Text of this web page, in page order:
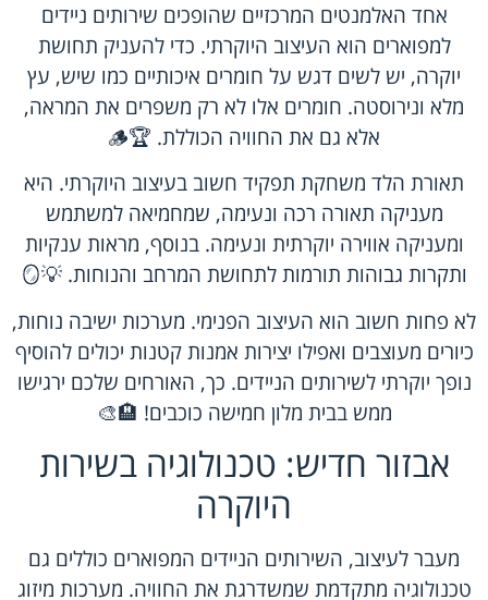
אחד האלמנטים המרכזיים שהופכים שירותים ניידים
למפוארים הוא העיצוב היוקרתי. כדי להעניק תחושת
יוקרה, יש לשים דגש על חומרים איכותיים כמו שיש, עץ
מלא ונירוסטה. חומרים אלו לא רק משפרים את המראה,
אלא גם את החוויה הכוללת. 🏆🪵
תאורת הלד משחקת תפקיד חשוב בעיצוב היוקרתי. היא
מעניקה תאורה רכה ונעימה, שמחמיאה למשתמש
ומעניקה אווירה יוקרתית ונעימה. בנוסף, מראות ענקיות
ותקרות גבוהות תורמות לתחושת המרחב והנוחות. 💡🪞
לא פחות חשוב הוא העיצוב הפנימי. מערכות ישיבה נוחות,
כיורים מעוצבים ואפילו יצירות אמנות קטנות יכולים להוסיף
נופך יוקרתי לשירותים הניידים. כך, האורחים שלכם ירגישו
ממש בבית מלון חמישה כוכבים! 🏨🎨
אבזור חדיש: טכנולוגיה בשירות
היוקרה
מעבר לעיצוב, השירותים הניידים המפוארים כוללים גם
טכנולוגיה מתקדמת שמשדרגת את החוויה. מערכות מיזוג